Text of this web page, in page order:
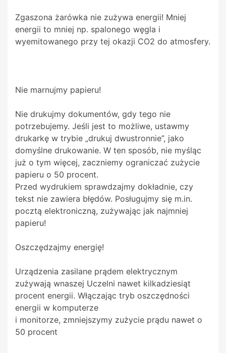
Zgaszona żarówka nie zużywa energii! Mniej
energii to mniej np. spalonego węgla i
wyemitowanego przy tej okazji CO2 do atmosfery.
Nie marnujmy papieru!
Nie drukujmy dokumentów, gdy tego nie
potrzebujemy. Jeśli jest to możliwe, ustawmy
drukarkę w trybie „drukuj dwustronnie”, jako
domyślne drukowanie. W ten sposób, nie myśląc
już o tym więcej, zaczniemy ograniczać zużycie
papieru o 50 procent.
Przed wydrukiem sprawdzajmy dokładnie, czy
tekst nie zawiera błędów. Posługujmy się m.in.
pocztą elektroniczną, zużywając jak najmniej
papieru!
Oszczędzajmy energię!
Urządzenia zasilane prądem elektrycznym
zużywają wnaszej Uczelni nawet kilkadziesiąt
procent energii. Włączając tryb oszczędności
energii w komputerze
i monitorze, zmniejszymy zużycie prądu nawet o
50 procent